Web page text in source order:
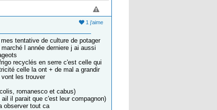
1 j'aime
tentative de culture de potager
l année derniere j ai aussi
recyclés en serre c'est celle qui
celle la ont + de mal a grandir
les trouver
romanesco et cabus)
il parait que c'est leur compagnon)
observer tout ca